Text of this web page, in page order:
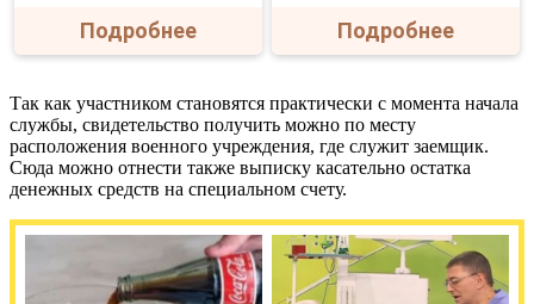
Подробнее Подробнее
Так как участником становятся практически с момента начала
службы, свидетельство получить можно по месту
расположения военного учреждения, где служит заемщик.
Сюда можно отнести также выписку касательно остатка
денежных средств на специальном счету.